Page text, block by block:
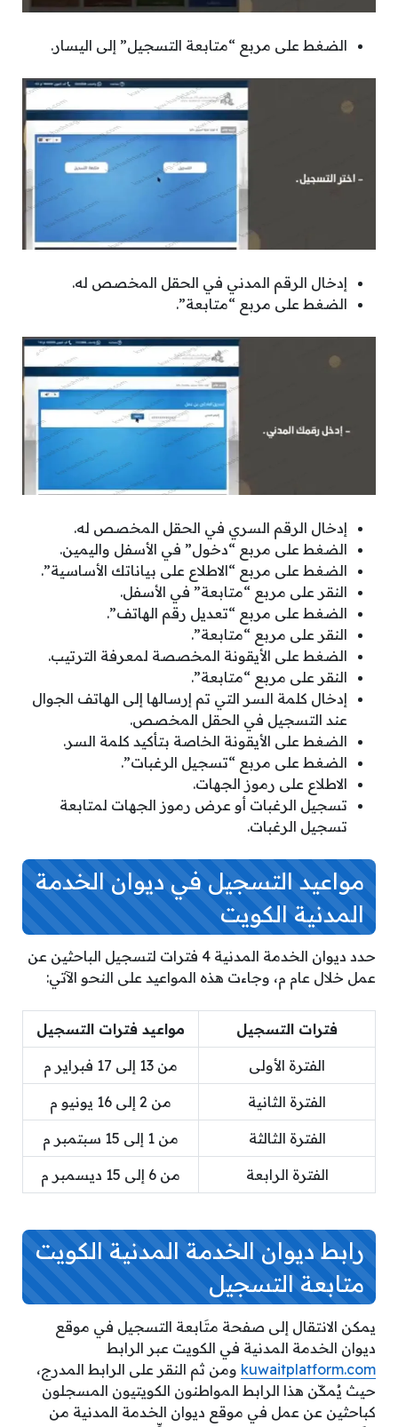
الضغط على مربع “متابعة التسجيل” إلى اليسار.
إدخال الرقم المدني في الحقل المخصص له.
الضغط على مربع “متابعة”.
إدخال الرقم السري في الحقل المخصص له.
الضغط على مربع “دخول” في الأسفل واليمين.
الضغط على مربع “الاطلاع على بياناتك الأساسية”.
النقر على مربع “متابعة” في الأسفل.
الضغط على مربع “تعديل رقم الهاتف”.
النقر على مربع “متابعة”.
الضغط على الأيقونة المخصصة لمعرفة الترتيب.
النقر على مربع “متابعة”.
إدخال كلمة السر التي تم إرسالها إلى الهاتف الجوال
عند التسجيل في الحقل المخصص.
الضغط على الأيقونة الخاصة بتأكيد كلمة السر.
الضغط على مربع “تسجيل الرغبات”.
الاطلاع على رموز الجهات.
تسجيل الرغبات أو عرض رموز الجهات لمتابعة
تسجيل الرغبات.
مواعيد التسجيل في ديوان الخدمة
المدنية الكويت
حدد ديوان الخدمة المدنية 4 فترات لتسجيل الباحثين عن
عمل خلال عام م، وجاءت هذه المواعيد على النحو الآتي:
فترات التسجيل مواعيد فترات التسجيل
الفترة الأولى من 13 إلى 17 فبراير م
الفترة الثانية من 2 إلى 16 يونيو م
الفترة الثالثة من 1 إلى 15 سبتمبر م
الفترة الرابعة من 6 إلى 15 ديسمبر م
رابط ديوان الخدمة المدنية الكويت
متابعة التسجيل
يمكن الانتقال إلى صفحة متَابعة التسجيل في موقع
ديوان الخدمة المدنية في الكويت عبر الرابط
kuwaitplatform.com ومن ثم النقر على الرابط المدرج،
حيث يُمكّن هذا الرابط المواطنون الكويتيون المسجلون
كباحثين عن عمل في موقع ديوان الخدمة المدنية من